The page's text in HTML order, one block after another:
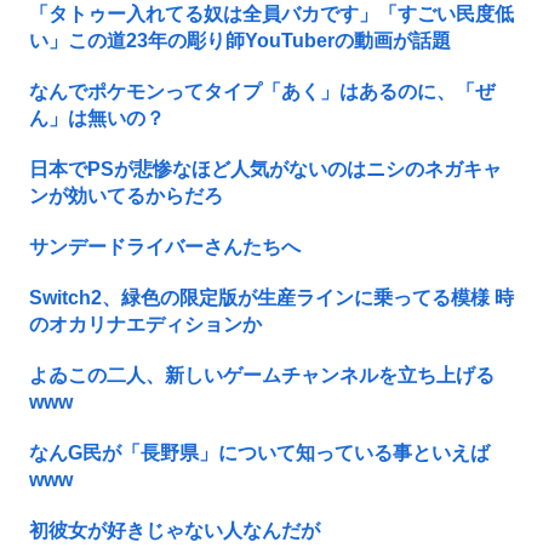
「タトゥー入れてる奴は全員バカです」「すごい民度低
い」この道23年の彫り師YouTuberの動画が話題
なんでポケモンってタイプ「あく」はあるのに、「ぜ
ん」は無いの？
日本でPSが悲惨なほど人気がないのはニシのネガキャ
ンが効いてるからだろ
サンデードライバーさんたちへ
Switch2、緑色の限定版が生産ラインに乗ってる模様 時
のオカリナエディションか
よゐこの二人、新しいゲームチャンネルを立ち上げる
www
なんG民が「長野県」について知っている事といえば
www
初彼女が好きじゃない人なんだが